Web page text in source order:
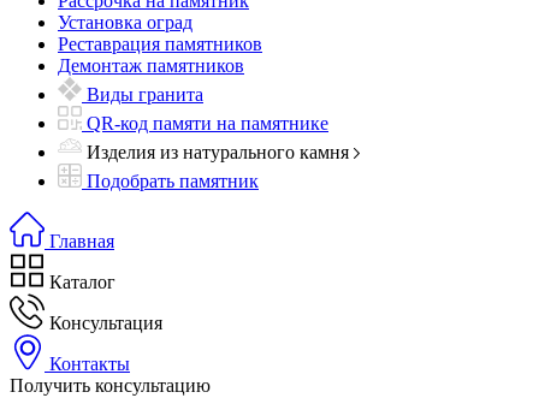
Установка оград
Реставрация памятников
Демонтаж памятников
Виды гранита
QR-код памяти на памятнике
Изделия из натурального камня
Подобрать памятник
Главная
Каталог
Консультация
Контакты
Получить консультацию